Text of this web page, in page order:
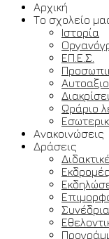
Αρχική
Το σχολείο
Ιστορία
ΕΠ.Ε.Σ.
Ωράριο
Ανακοινώσεις
Δράσεις
Εκδρομές